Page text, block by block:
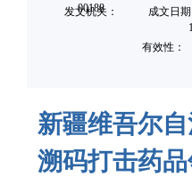
00188
发文机关： 成文日期
有效性：
新疆维吾尔
溯码打击药